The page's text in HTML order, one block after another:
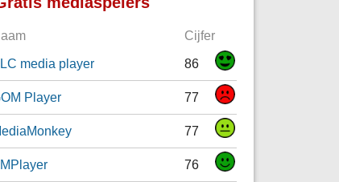
Cijfer
media player 86
Player 77
77
76